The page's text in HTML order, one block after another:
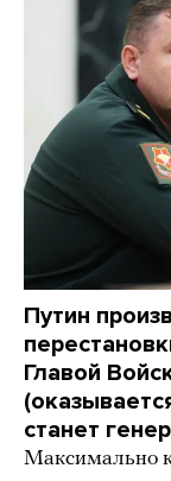
Путин
Главой
станет
Максимально